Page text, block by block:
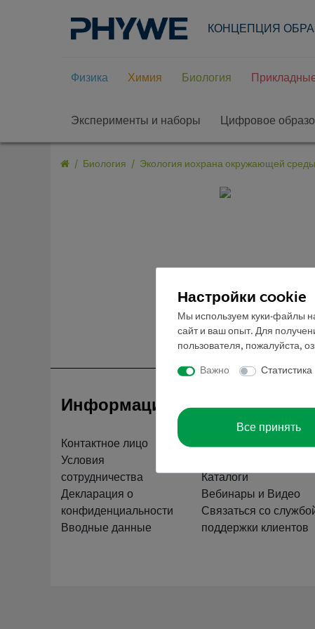
КОНЦЕПЦИЯ
Физика Химия Биология
Эксперименты и наборы Цифровое
Биология Экология иохрана окружающей среды
Информация
Контактное лицо
Условия
сотрудничества
Декларация о
конфиденциальности
Вводные данные
Краткий обзор услуг
Каталоги
Вебинары и Видео
Связаться со
поддержки клиентов
Настройки cookie
Мы используем куки-файлы
сайт и ваш опыт. Для
пользователя, пожалуйста,
Важно Статистика
Все принять